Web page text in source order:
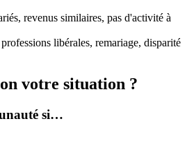
revenus similaires, pas d'activité à
libérales, remariage, disparité
votre situation ?
si…